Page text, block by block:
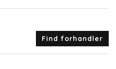
Find forhandler